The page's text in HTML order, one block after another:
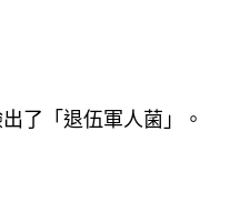
了「退伍軍人菌」。